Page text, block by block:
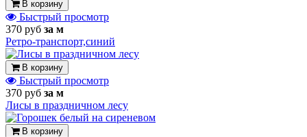
В корзину
Быстрый просмотр
370 руб за м
Ретро-транспорт,синий
В корзину
Быстрый просмотр
370 руб за м
Лисы в праздничном лесу
В корзину